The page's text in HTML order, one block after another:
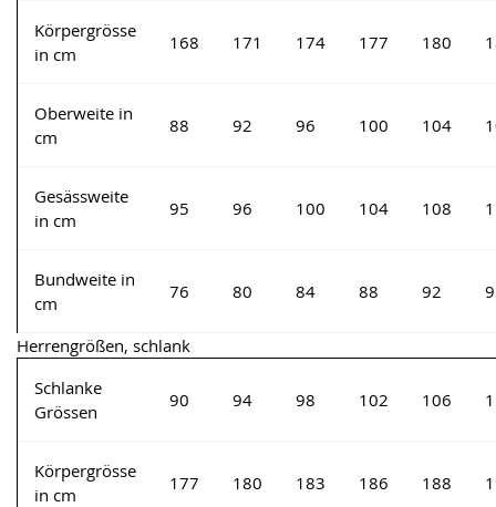
Körpergrösse
in cm
168 171 174 177 180
Oberweite in
cm
88 92 96 100 104
Gesässweite
in cm
95 96 100 104 108
Bundweite in
cm
76 80 84 88 92
Herrengrößen, schlank
Schlanke
Grössen
90 94 98 102 106
Körpergrösse
in cm
177 180 183 186 188